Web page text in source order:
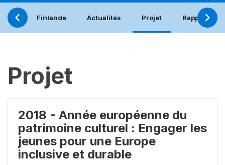
Finlande Actualités Projet Rapport
Projet
2018 - Année européenne du
patrimoine culturel : Engager les
jeunes pour une Europe
inclusive et durable